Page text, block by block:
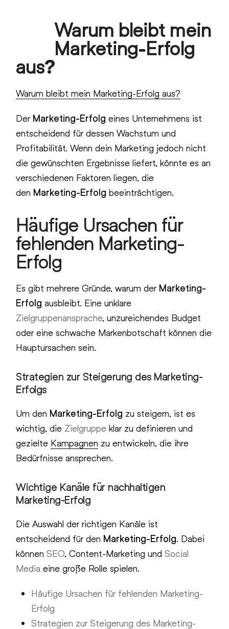
menu
menu
Warum bleibt mein
Marketing-Erfolg
aus?
Warum bleibt mein Marketing-Erfolg aus?
Der Marketing-Erfolg eines Unternehmens ist
entscheidend für dessen Wachstum und
Profitabilität. Wenn dein Marketing jedoch nicht
die gewünschten Ergebnisse liefert, könnte es an
verschiedenen Faktoren liegen, die
den Marketing-Erfolg beeinträchtigen.
Häufige Ursachen für
fehlenden Marketing-
Erfolg
Es gibt mehrere Gründe, warum der Marketing-
Erfolg ausbleibt. Eine unklare
Zielgruppenansprache, unzureichendes Budget
oder eine schwache Markenbotschaft können die
Hauptursachen sein.
Strategien zur Steigerung des Marketing-
Erfolgs
Um den Marketing-Erfolg zu steigern, ist es
wichtig, die Zielgruppe klar zu definieren und
gezielte Kampagnen zu entwickeln, die ihre
Bedürfnisse ansprechen.
Wichtige Kanäle für nachhaltigen
Marketing-Erfolg
Die Auswahl der richtigen Kanäle ist
entscheidend für den Marketing-Erfolg. Dabei
könnenSEO, Content-Marketing undSocial
Media eine große Rolle spielen.
Häufige Ursachen für fehlenden Marketing-
Erfolg
Strategien zur Steigerung des Marketing-